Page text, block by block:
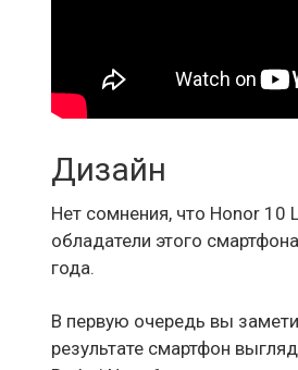
Дизайн
Нет сомнения, что Honor 10
обладатели этого
года.
В первую очередь вы
результате смартфон